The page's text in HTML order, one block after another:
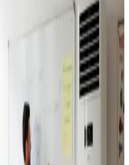
lagerbygninger i Vojens.